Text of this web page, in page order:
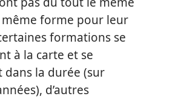
forme pour leur
formations se
à la carte et se
dans la durée (sur
d’autres